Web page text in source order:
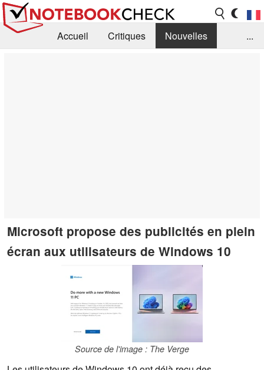
Accueil Critiques
Nouvelles
...
Microsoft propose des publicités en plein
écran aux utilisateurs de Windows 10
Source de l'image : The Verge